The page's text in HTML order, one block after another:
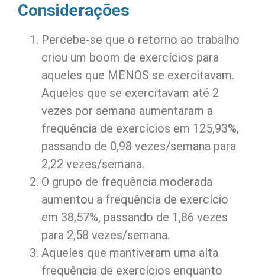
Considerações
Percebe-se que o retorno ao trabalho
criou um boom de exercícios para
aqueles que MENOS se exercitavam.
Aqueles que se exercitavam até 2
vezes por semana aumentaram a
frequência de exercícios em 125,93%,
passando de 0,98 vezes/semana para
2,22 vezes/semana.
O grupo de frequência moderada
aumentou a frequência de exercício
em 38,57%, passando de 1,86 vezes
para 2,58 vezes/semana.
Aqueles que mantiveram uma alta
frequência de exercícios enquanto